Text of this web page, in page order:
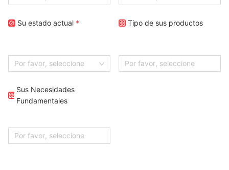
Su estado actual *
Por favor, seleccione
Tipo de sus productos
Por favor, seleccione
Sus Necesidades
Fundamentales
Por favor, seleccione